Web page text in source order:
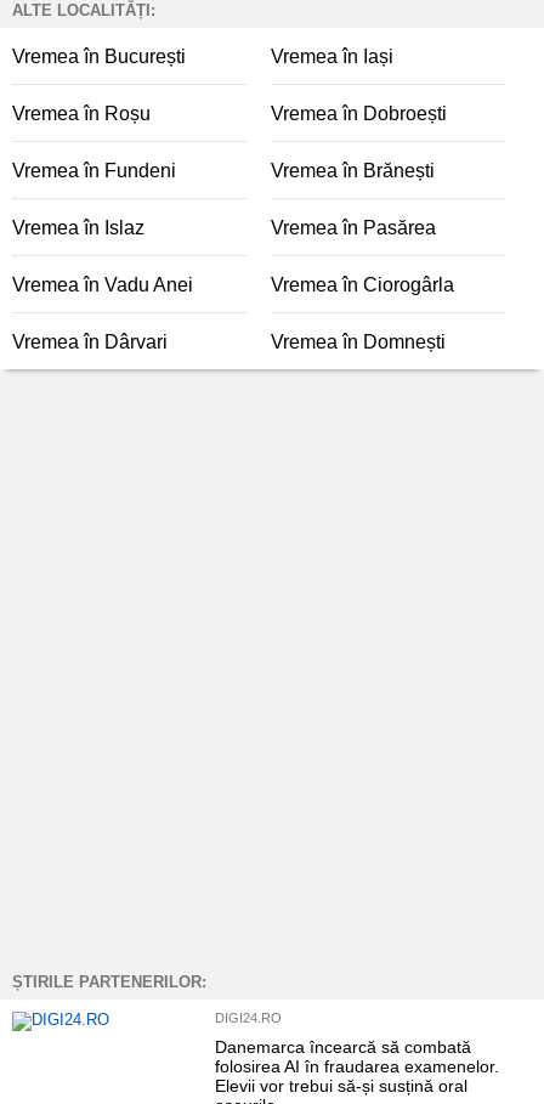
ALTE LOCALITĂȚI:
Vremea în București Vremea în Iași
Vremea în Roșu Vremea în Dobroești
Vremea în Fundeni Vremea în Brănești
Vremea în Islaz Vremea în Pasărea
Vremea în Vadu Anei Vremea în Ciorogârla
Vremea în Dârvari Vremea în Domnești
ȘTIRILE PARTENERILOR:
DIGI24.RO
Danemarca încearcă să combată
folosirea AI în fraudarea examenelor.
Elevii vor trebui să-și susțină oral